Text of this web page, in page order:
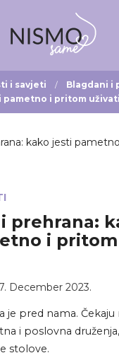
i savjeti
Blagdani i
pametno i pritom
prehrana:
i pritom
December 2023.
je pred nama. Čekaju
i poslovna
stolove.